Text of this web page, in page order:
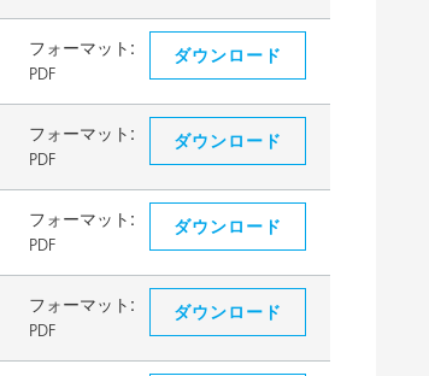
フォーマット:
PDF
ダウンロード
フォーマット:
PDF
ダウンロード
フォーマット:
PDF
ダウンロード
フォーマット:
PDF
ダウンロード